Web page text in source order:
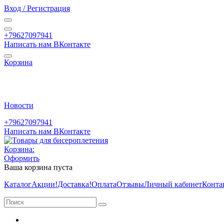
Вход / Регистрация
+79627097941
Написать нам ВКонтакте
Корзина
Новости
+79627097941
Написать нам ВКонтакте
Корзина:
Оформить
Ваша корзина пуста
КаталогАкции!Доставка!ОплатаОтзывыЛичный кабинет